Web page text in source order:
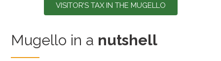
VISITOR’S TAX IN THE MUGELLO
Mugello in a nutshell